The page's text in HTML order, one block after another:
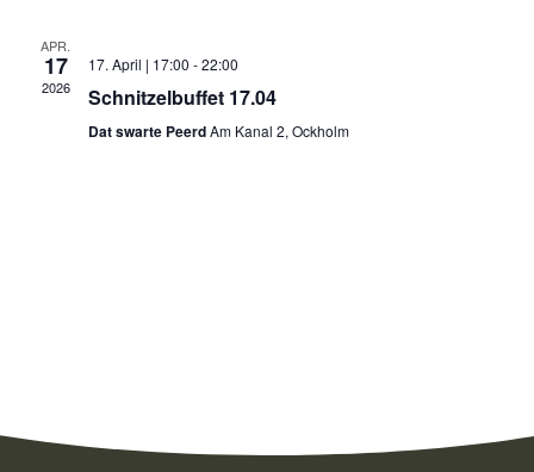
APR.
17
2026
17. April | 17:00 -22:00
Schnitzelbuffet 17.04
Dat swarte PeerdAm Kanal 2, Ockholm